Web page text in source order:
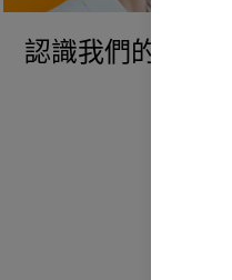
認識我們的員工